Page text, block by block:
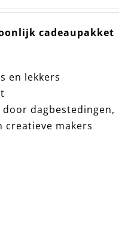
cadeaupakket
en lekkers
door dagbestedingen,
creatieve makers